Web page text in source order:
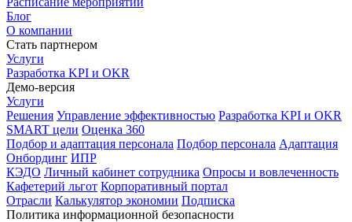
Блог
О компании
Стать партнером
Услуги
Разработка KPI и OKR
Демо-версия
Услуги
Решения Управление эффективностью Разработка KPI и OKR
SMART цели Оценка 360
Подбор и адаптация персонала Подбор персонала Адаптация
Онбординг ИПР
КЭДО Личный кабинет сотрудника Опросы и вовлеченность
Кафетерий льгот Корпоративный портал
Отрасли Калькулятор экономии Подписка
Политика информационной безопасности